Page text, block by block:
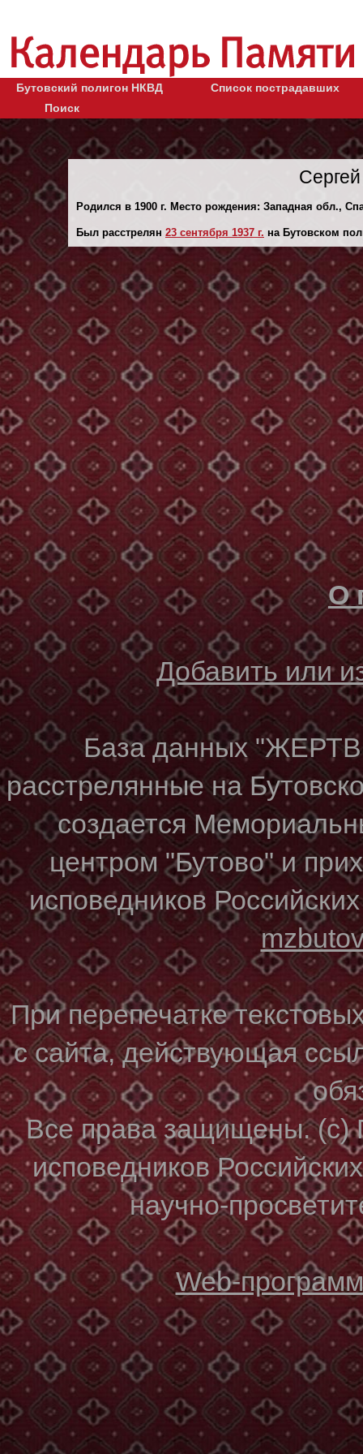
Бутовский полигон НКВД
Список пострадавших
Поиск
Родился в 1900 г. Место рождения: Западная обл.,
Был расстрелян 23 сентября 1937 г. на Бутовском
О
Добавить или
База данных
расстрелянные на
создается
центром "Бутово" и
исповедников
При перепечатке
с сайта, действующая
Все права защищены. (с)
исповедников
научно-
Web-